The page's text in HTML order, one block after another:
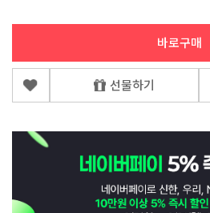
바로구매
선물하기